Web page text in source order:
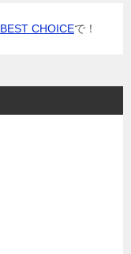
BEST CHOICEで！